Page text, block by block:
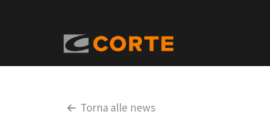
Torna alle news